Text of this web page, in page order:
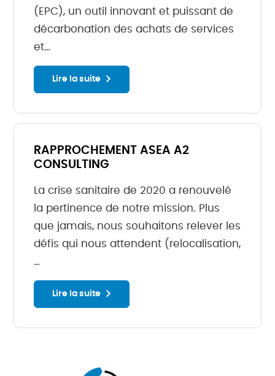
(EPC), un outil innovant et puissant de
décarbonation des achats de services
et…
Lire la suite
RAPPROCHEMENT ASEA A2
CONSULTING
La crise sanitaire de 2020 a renouvelé
la pertinence de notre mission. Plus
que jamais, nous souhaitons relever les
défis qui nous attendent (relocalisation,
…
Lire la suite